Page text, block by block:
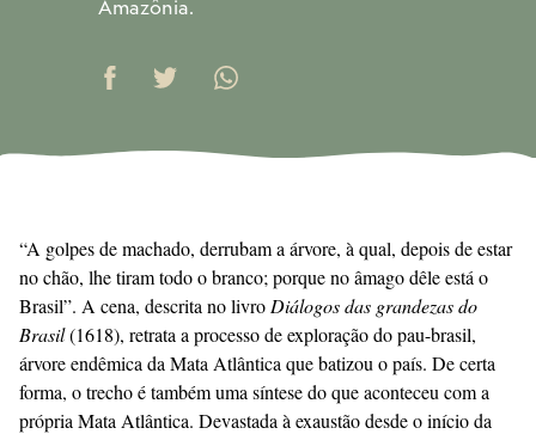
Amazônia.
“A golpes de machado, derrubam a árvore, à qual, depois de estar
no chão, lhe tiram todo o branco; porque no âmago dêle está o
Brasil”. A cena, descrita no livro Diálogos das grandezas do
Brasil(1618), retrata a processo de exploração do pau-brasil,
árvore endêmica da Mata Atlântica que batizou o país. De certa
forma, o trecho é também uma síntese do que aconteceu com a
própria Mata Atlântica. Devastada à exaustão desde o início da